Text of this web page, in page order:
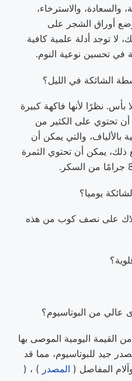
والسعادة، والاسترخاء،
أوراق الشجر على
لا توجد أدلة علمية كافية
في تحسين نوعية النوم.
الشائكة في الليل؟
نظرًا لأنها فاكهة كبيرة
تحتوي على الكثير من
بالألياف، والتي يمكن أن
يمكن أن تحتوي الثمرة
يوميا؟
على نصف كوب من هذه
من البوتاسيوم؟
قشطة شائكة على 18٪ من القيمة اليومية الموصى بها
جيد للبوتاسيوم، مما قد
المفاصل ( المصدر ) ، (